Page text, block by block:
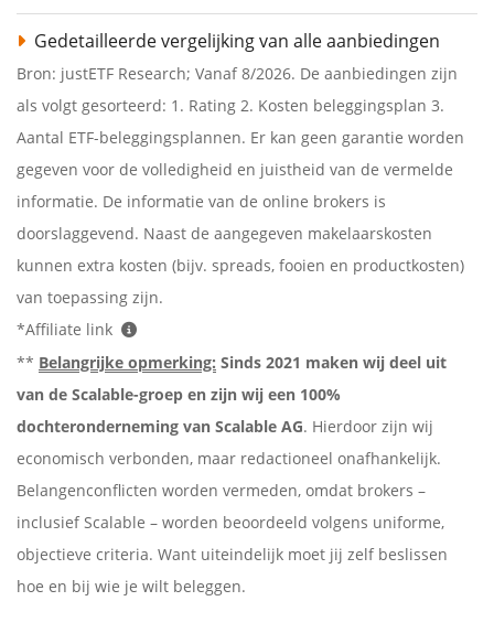
Gedetailleerde vergelijking van alle aanbiedingen
Bron: justETF Research; Vanaf 8/2026. De aanbiedingen zijn
als volgt gesorteerd: 1. Rating 2. Kosten beleggingsplan 3.
Aantal ETF-beleggingsplannen. Er kan geen garantie worden
gegeven voor de volledigheid en juistheid van de vermelde
informatie. De informatie van de online brokers is
doorslaggevend. Naast de aangegeven makelaarskosten
kunnen extra kosten (bijv. spreads, fooien en productkosten)
van toepassing zijn.
*Affiliate link
** Belangrijke opmerking: Sinds 2021 maken wij deel uit
van de Scalable-groep en zijn wij een 100%
dochteronderneming van Scalable AG. Hierdoor zijn wij
economisch verbonden, maar redactioneel onafhankelijk.
Belangenconflicten worden vermeden, omdat brokers –
inclusief Scalable – worden beoordeeld volgens uniforme,
objectieve criteria. Want uiteindelijk moet jij zelf beslissen
hoe en bij wie je wilt beleggen.